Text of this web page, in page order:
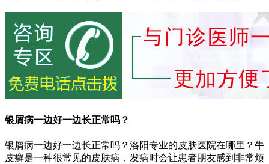
银屑病一边好一边长正常吗？
银屑病一边好一边长正常吗？洛阳专业的皮肤医院在哪里？牛
皮癣是一种很常见的皮肤病，发病时会让患者朋友感到非常烦